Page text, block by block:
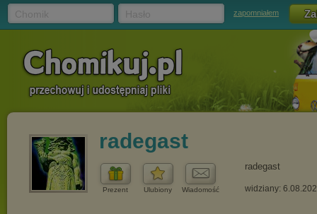
zapomniałem
radegast
Prezent Ulubiony Wiadomość
radegast
widziany: